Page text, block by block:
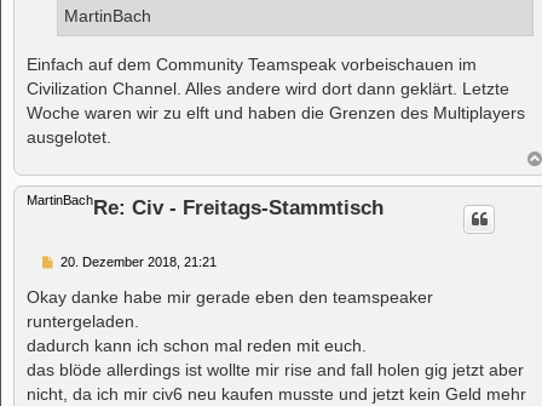
MartinBach
Einfach auf dem Community Teamspeak vorbeischauen im
Civilization Channel. Alles andere wird dort dann geklärt. Letzte
Woche waren wir zu elft und haben die Grenzen des Multiplayers
ausgelotet.
MartinBach Re: Civ - Freitags-Stammtisch
B
i
t
r
a
g
20. Dezember 2018, 21:21
Okay danke habe mir gerade eben den teamspeaker
runtergeladen.
dadurch kann ich schon mal reden mit euch.
das blöde allerdings ist wollte mir rise and fall holen gig jetzt aber
nicht, da ich mir civ6 neu kaufen musste und jetzt kein Geld mehr